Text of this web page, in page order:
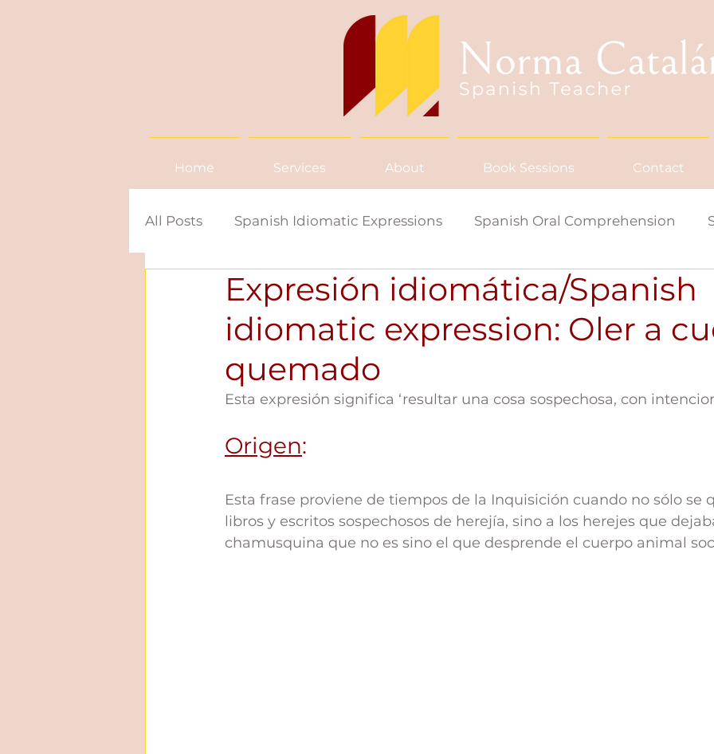
Home Services About Book Sessions Contact
All Posts Spanish Idiomatic Expressions Spanish Oral Comprehension
News in Spanish Spanish Word/Saying of the Week
Expresión idiomática/Spanish
idiomatic expression: Oler a
quemado
Esta expresión significa ‘resultar una cosa sospechosa, con
Origen:
Esta frase proviene de tiempos de la Inquisición cuando no sólo se
libros y escritos sospechosos de herejía, sino a los herejes que
chamusquina que no es sino el que desprende el cuerpo animal